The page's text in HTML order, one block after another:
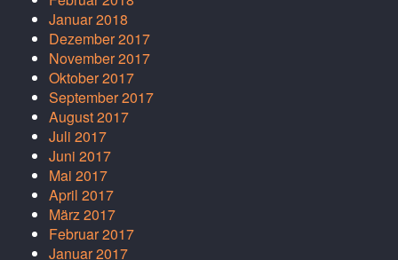
Januar 2018
Dezember 2017
November 2017
Oktober 2017
September 2017
August 2017
Juli 2017
Juni 2017
Mai 2017
April 2017
März 2017
Februar 2017
Januar 2017